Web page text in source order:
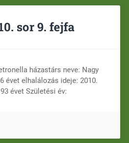
sor 9. fejfa
házastárs neve: Nagy
évet elhalálozás ideje: 2010.
évet Születési év: